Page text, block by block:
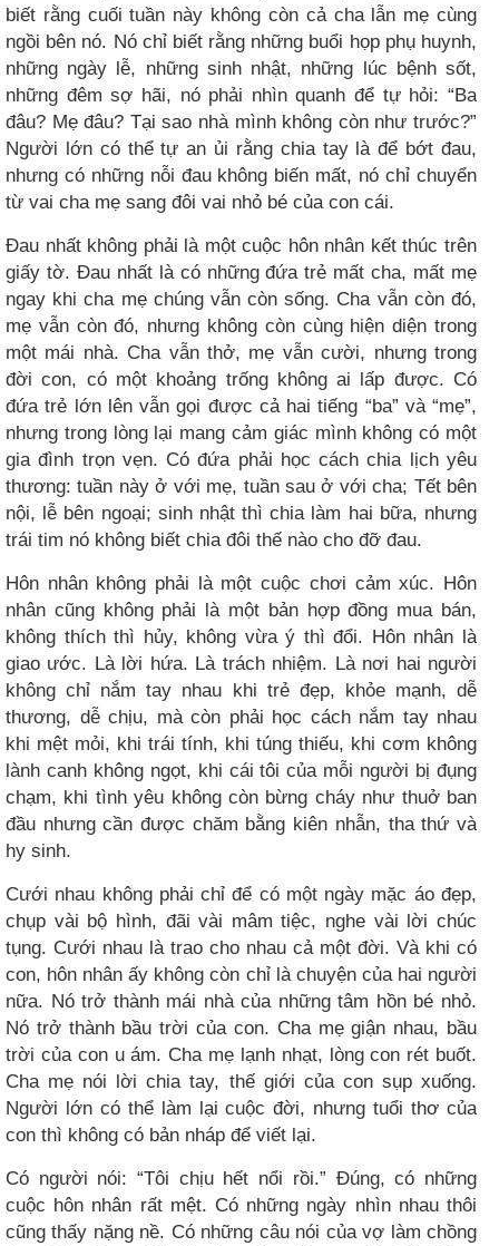
biết rằng cuối tuần này không còn cả cha lẫn mẹ cùng
ngồi bên nó. Nó chỉ biết rằng những buổi họp phụ huynh,
những ngày lễ, những sinh nhật, những lúc bệnh sốt,
những đêm sợ hãi, nó phải nhìn quanh để tự hỏi: “Ba
đâu? Mẹ đâu? Tại sao nhà mình không còn như trước?”
Người lớn có thể tự an ủi rằng chia tay là để bớt đau,
nhưng có những nỗi đau không biến mất, nó chỉ chuyển
từ vai cha mẹ sang đôi vai nhỏ bé của con cái.
Đau nhất không phải là một cuộc hôn nhân kết thúc trên
giấy tờ. Đau nhất là có những đứa trẻ mất cha, mất mẹ
ngay khi cha mẹ chúng vẫn còn sống. Cha vẫn còn đó,
mẹ vẫn còn đó, nhưng không còn cùng hiện diện trong
một mái nhà. Cha vẫn thở, mẹ vẫn cười, nhưng trong
đời con, có một khoảng trống không ai lấp được. Có
đứa trẻ lớn lên vẫn gọi được cả hai tiếng “ba” và “mẹ”,
nhưng trong lòng lại mang cảm giác mình không có một
gia đình trọn vẹn. Có đứa phải học cách chia lịch yêu
thương: tuần này ở với mẹ, tuần sau ở với cha; Tết bên
nội, lễ bên ngoại; sinh nhật thì chia làm hai bữa, nhưng
trái tim nó không biết chia đôi thế nào cho đỡ đau.
Hôn nhân không phải là một cuộc chơi cảm xúc. Hôn
nhân cũng không phải là một bản hợp đồng mua bán,
không thích thì hủy, không vừa ý thì đổi. Hôn nhân là
giao ước. Là lời hứa. Là trách nhiệm. Là nơi hai người
không chỉ nắm tay nhau khi trẻ đẹp, khỏe mạnh, dễ
thương, dễ chịu, mà còn phải học cách nắm tay nhau
khi mệt mỏi, khi trái tính, khi túng thiếu, khi cơm không
lành canh không ngọt, khi cái tôi của mỗi người bị đụng
chạm, khi tình yêu không còn bừng cháy như thuở ban
đầu nhưng cần được chăm bằng kiên nhẫn, tha thứ và
hy sinh.
Cưới nhau không phải chỉ để có một ngày mặc áo đẹp,
chụp vài bộ hình, đãi vài mâm tiệc, nghe vài lời chúc
tụng. Cưới nhau là trao cho nhau cả một đời. Và khi có
con, hôn nhân ấy không còn chỉ là chuyện của hai người
nữa. Nó trở thành mái nhà của những tâm hồn bé nhỏ.
Nó trở thành bầu trời của con. Cha mẹ giận nhau, bầu
trời của con u ám. Cha mẹ lạnh nhạt, lòng con rét buốt.
Cha mẹ nói lời chia tay, thế giới của con sụp xuống.
Người lớn có thể làm lại cuộc đời, nhưng tuổi thơ của
con thì không có bản nháp để viết lại.
Có người nói: “Tôi chịu hết nổi rồi.” Đúng, có những
cuộc hôn nhân rất mệt. Có những ngày nhìn nhau thôi
cũng thấy nặng nề. Có những câu nói của vợ làm chồng